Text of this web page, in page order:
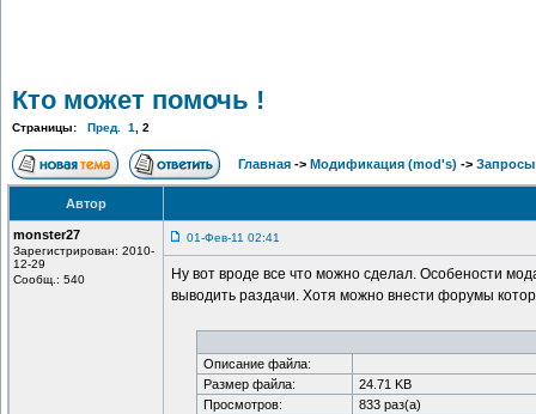
Кто может помочь !
Страницы: Пред. 1 2
Главная -> Модификация (mod's) ->
Автор
monster27
Зарегистрирован: 2010-
12-29
Сообщ.: 540
01-Фев-11 02:41
Ну вот вроде все что можно сделал. Особености
выводить раздачи. Хотя можно внести форумы
Описание файла:
Размер файла:
24.71 KB
Просмотров:
833 раз(а)